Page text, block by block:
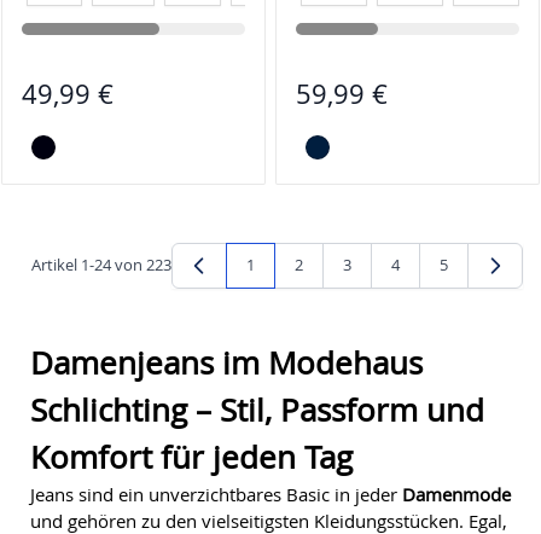
49,99 € 59,99 €
Artikel 1-24von 223 Sie lesen gerade Seite
1 Seite
2 Seite
3 Seite
4 Seite
5
Damenjeans im Modehaus
Schlichting – Stil, Passform und
Komfort für jeden Tag
Jeans sind ein unverzichtbares Basic in jeder Damenmode
und gehören zu den vielseitigsten Kleidungsstücken. Egal,